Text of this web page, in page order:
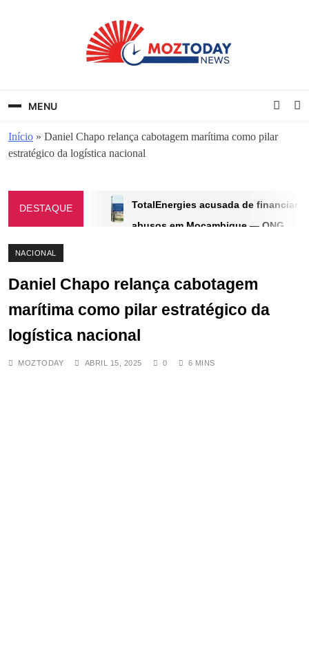
MENU
Início » Daniel Chapo relança cabotagem marítima como pilar
estratégico da logística nacional
DESTAQUE
TotalEnergies acusada de financiar
abusos em Moçambique — ONG
EUA se preparam para uma longa
guerra com a China que pode
NACIONAL
Daniel Chapo relança cabotagem
marítima como pilar estratégico da
logística nacional
MOZTODAY ABRIL 15, 2025 0 6 MINS